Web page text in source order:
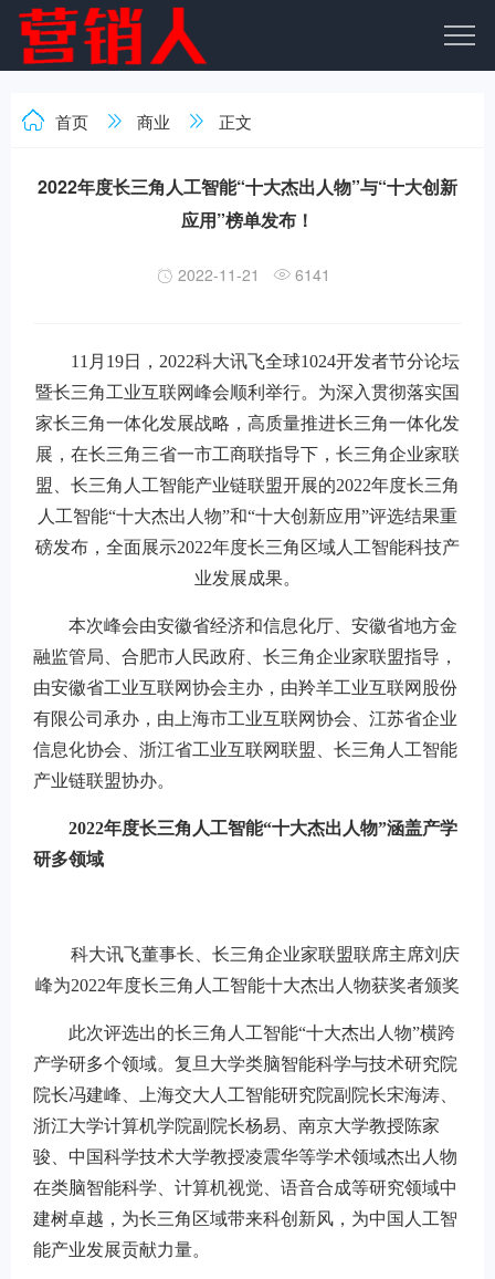
首页 商业 正文
2022年度长三角人工智能“十大杰出人物”与“十大创新
应用”榜单发布！
2022-11-21 6141
11月19日，2022科大讯飞全球1024开发者节分论坛
暨长三角工业互联网峰会顺利举行。为深入贯彻落实国
家长三角一体化发展战略，高质量推进长三角一体化发
展，在长三角三省一市工商联指导下，长三角企业家联
盟、长三角人工智能产业链联盟开展的2022年度长三角
人工智能“十大杰出人物”和“十大创新应用”评选结果重
磅发布，全面展示2022年度长三角区域人工智能科技产
业发展成果。
本次峰会由安徽省经济和信息化厅、安徽省地方金
融监管局、合肥市人民政府、长三角企业家联盟指导，
由安徽省工业互联网协会主办，由羚羊工业互联网股份
有限公司承办，由上海市工业互联网协会、江苏省企业
信息化协会、浙江省工业互联网联盟、长三角人工智能
产业链联盟协办。
2022年度长三角人工智能“十大杰出人物”涵盖产学
研多领域
科大讯飞董事长、长三角企业家联盟联席主席刘庆
峰为2022年度长三角人工智能十大杰出人物获奖者颁奖
此次评选出的长三角人工智能“十大杰出人物”横跨
产学研多个领域。复旦大学类脑智能科学与技术研究院
院长冯建峰、上海交大人工智能研究院副院长宋海涛、
浙江大学计算机学院副院长杨易、南京大学教授陈家
骏、中国科学技术大学教授凌震华等学术领域杰出人物
在类脑智能科学、计算机视觉、语音合成等研究领域中
建树卓越，为长三角区域带来科创新风，为中国人工智
能产业发展贡献力量。